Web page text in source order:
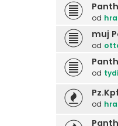
od
muj
od
od
od